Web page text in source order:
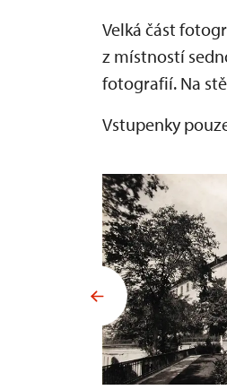
Velká část
z místností
fotografií. Na
Vstupenky